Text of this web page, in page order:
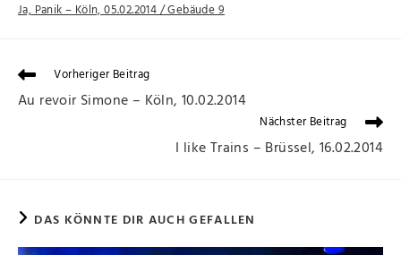
Ja, Panik – Köln, 05.02.2014 / Gebäude 9
Vorheriger Beitrag
Au revoir Simone – Köln, 10.02.2014
Nächster Beitrag
I like Trains – Brüssel, 16.02.2014
DAS KÖNNTE DIR AUCH GEFALLEN